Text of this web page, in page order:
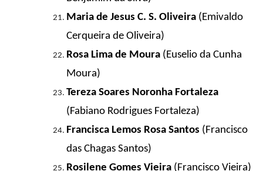
Maria de Jesus C. S. Oliveira (Emivaldo
Cerqueira de Oliveira)
Rosa Lima de Moura (Euselio da Cunha
Moura)
Tereza Soares Noronha Fortaleza
(Fabiano Rodrigues Fortaleza)
Francisca Lemos Rosa Santos (Francisco
das Chagas Santos)
Rosilene Gomes Vieira (Francisco Vieira)